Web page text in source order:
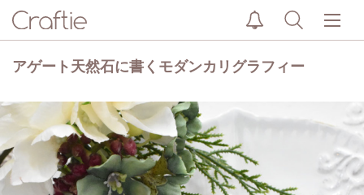
アゲート天然石に書くモダンカリグラフィー